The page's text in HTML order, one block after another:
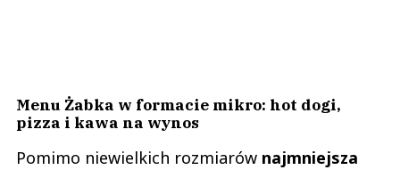
Menu Żabka w formacie mikro: hot dogi,
pizza i kawa na wynos
Pomimo niewielkich rozmiarów najmniejsza